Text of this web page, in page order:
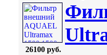
26100 руб.